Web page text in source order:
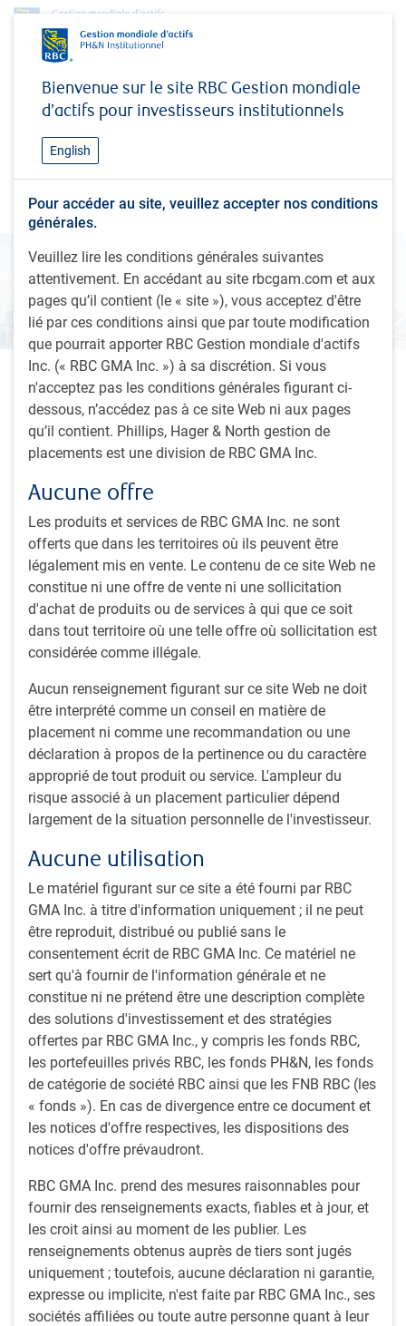
Bienvenue sur le site RBC Gestion mondiale
d’actifs pour investisseurs institutionnels
English
Pour accéder au site, veuillez accepter nos conditions
générales.
Veuillez lire les conditions générales suivantes
attentivement. En accédant au site rbcgam.com et aux
pages qu’il contient (le « site »), vous acceptez d'être
lié par ces conditions ainsi que par toute modification
que pourrait apporter RBC Gestion mondiale d'actifs
Inc. (« RBC GMA Inc. ») à sa discrétion. Si vous
n'acceptez pas les conditions générales figurant ci-
dessous, n’accédez pas à ce site Web ni aux pages
qu’il contient. Phillips, Hager & North gestion de
placements est une division de RBC GMA Inc.
Aucune offre
Les produits et services de RBC GMA Inc. ne sont
offerts que dans les territoires où ils peuvent être
légalement mis en vente. Le contenu de ce site Web ne
constitue ni une offre de vente ni une sollicitation
d'achat de produits ou de services à qui que ce soit
dans tout territoire où une telle offre où sollicitation est
considérée comme illégale.
Aucun renseignement figurant sur ce site Web ne doit
être interprété comme un conseil en matière de
placement ni comme une recommandation ou une
déclaration à propos de la pertinence ou du caractère
approprié de tout produit ou service. L'ampleur du
risque associé à un placement particulier dépend
largement de la situation personnelle de l'investisseur.
Aucune utilisation
Le matériel figurant sur ce site a été fourni par RBC
GMA Inc. à titre d'information uniquement ; il ne peut
être reproduit, distribué ou publié sans le
consentement écrit de RBC GMA Inc. Ce matériel ne
sert qu'à fournir de l'information générale et ne
constitue ni ne prétend être une description complète
des solutions d'investissement et des stratégies
offertes par RBC GMA Inc., y compris les fonds RBC,
les portefeuilles privés RBC, les fonds PH&N, les fonds
de catégorie de société RBC ainsi que les FNB RBC (les
« fonds »). En cas de divergence entre ce document et
les notices d'offre respectives, les dispositions des
notices d'offre prévaudront.
RBC GMA Inc. prend des mesures raisonnables pour
fournir des renseignements exacts, fiables et à jour, et
les croit ainsi au moment de les publier. Les
renseignements obtenus auprès de tiers sont jugés
uniquement ; toutefois, aucune déclaration ni garantie,
expresse ou implicite, n'est faite par RBC GMA Inc., ses
sociétés affiliées ou toute autre personne quant à leur
Regard sur les placements mondiaux
Perspectives économiques – Nouvel an 2026
Perspectives économiques –
Nouvel an 2026
1 minutes pour lire
Eric Lascelles
23 décembre 2025
Eric Lascelles affiche un optimisme prudent pour
l’économie mondiale en 2026 et s’attend à une croissance
centrales, la relance budgétaire et la résilience des
dépenses de consommation. Il traite également des
répercussions économiques de l’IA, des perspectives de
croissance pour la Chine, de l’évolution de l’ordre mondial
et du potentiel d’une croissance économique modérée au
Canada.
Play
Video
Durée : 16 minutes, 22 secondes
Transcription
Soyez au fait desdernières perspectives
RBC Gestion mondiale d’actifs.
Partager cet article
Abonnez-vous à nos perspectives
Inscrivez-vous à notre bulletin mensuel et à notre
balado pour obtenir des perspectives d’experts sur les
tendances des marchés mondiaux, l’évolution de
l’économie et les stratégies adaptées aux investisseurs
institutionnels canadiens.